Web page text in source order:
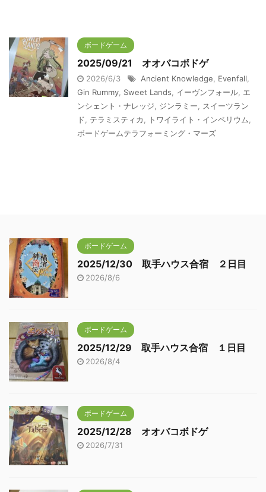
ボードゲーム
2025/09/21 オオバコボドゲ
2026/6/3 Ancient Knowledge Evenfall
Gin Rummy Sweet Lands イーヴンフォール
エ
ンシェント・ナレッジ
ジンラミー
スイーツラン
ド
テラミスティカ トワイライト・インペリウム
ボードゲームテラフォーミング・マーズ
ボードゲーム
2025/12/30 取手ハウス合宿 ２日目
2026/8/6
ボードゲーム
2025/12/29 取手ハウス合宿 １日目
2026/8/4
ボードゲーム
2025/12/28 オオバコボドゲ
2026/7/31